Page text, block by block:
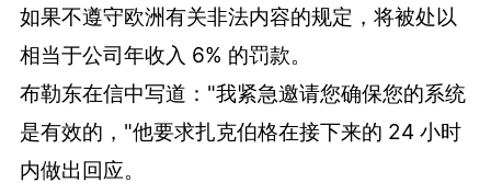
如果不遵守欧洲有关非法内容的规定，将被处以
相当于公司年收入 6% 的罚款。
布勒东在信中写道："我紧急邀请您确保您的系统
是有效的，"他要求扎克伯格在接下来的 24 小时
内做出回应。